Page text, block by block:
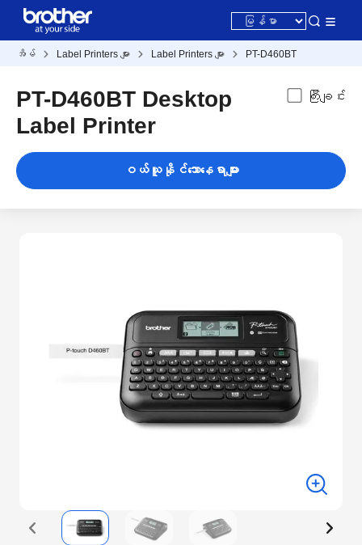
အိမ် Label Printers များ Label Printers များ PT-D460BT
PT-D460BT Desktop
Label Printer
ကြီးချင်း
ဝယ်ယူနိုင်သောနေရာများ